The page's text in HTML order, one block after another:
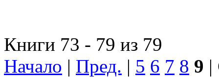
Книги 73 - 79 из 79
Начало | Пред. | 5 6 7 8 9 |